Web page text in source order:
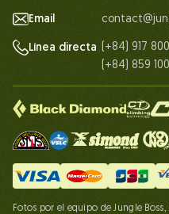
Email
Línea directa (+84) 917
(+84) 859
Fotos por el equipo de Jungle